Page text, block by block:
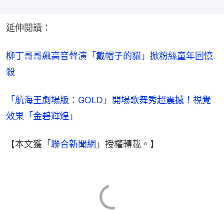
延伸閱讀：
柳丁哥哥飆高音聲演「戴帽子的貓」掀粉絲童年回憶
殺
「航海王劇場版：GOLD」開場歌舞秀超震撼！視覺
效果「金碧輝煌」
【本文獲「 聯合新聞網 」授權轉載。】